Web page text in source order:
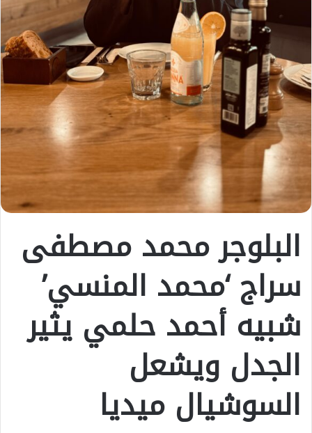
البلوجر محمد مصطفى
سراج ‘محمد المنسي’
شبيه أحمد حلمي يثير
الجدل ويشعل
السوشيال ميديا